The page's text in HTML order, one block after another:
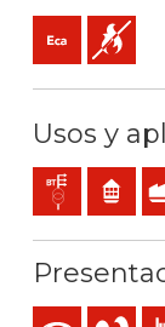
Eca (reacción al
No
Usos y
Líneas de
Carrete